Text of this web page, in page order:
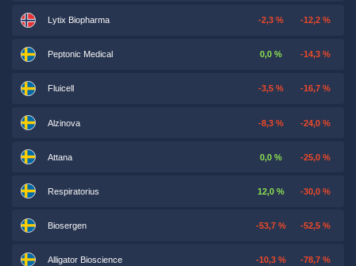
Lytix Biopharma -2,3 % -12,2 %
Peptonic Medical 0,0 % -14,3 %
Fluicell -3,5 % -16,7 %
Alzinova -8,3 % -24,0 %
Attana 0,0 % -25,0 %
Respiratorius 12,0 % -30,0 %
Biosergen -53,7 % -52,5 %
Alligator Bioscience -10,3 % -78,7 %